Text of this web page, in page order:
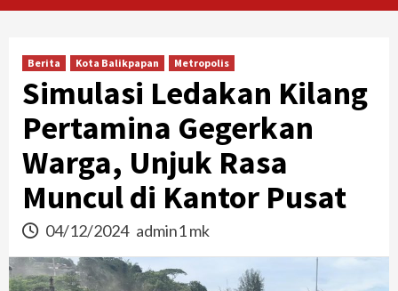
Berita Kota Balikpapan Metropolis
Simulasi Ledakan Kilang
Pertamina Gegerkan
Warga, Unjuk Rasa
Muncul di Kantor Pusat
04/12/2024 admin1 mk